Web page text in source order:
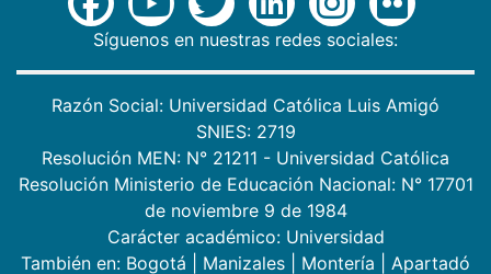
Síguenos en nuestras redes sociales:
Razón Social: Universidad Católica Luis Amigó
SNIES: 2719
Resolución MEN: N° 21211 - Universidad Católica
Resolución Ministerio de Educación Nacional: N° 17701
de noviembre 9 de 1984
Carácter académico: Universidad
También en: Bogotá Manizales Montería
Apartadó